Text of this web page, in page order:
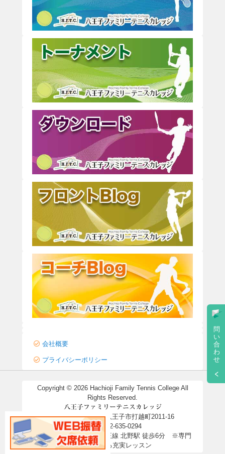
問
い
合
わ
せ
会社概要
プライバシーポリシー
Copyright © 2026 Hachioji Family Tennis College All
Rights Reserved.
八王子ファミリーテニスカレッジ
〒192-0911 東京都八王子市打越町2011-16
TEL：042-635-0294
※無料駐車場完備 ※京王線 北野駅 徒歩6分 ※専門
コーチによる充実レッスン